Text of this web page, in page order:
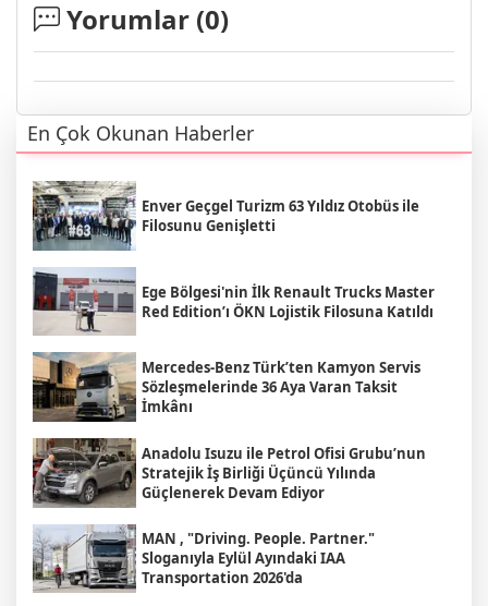
Yorumlar (0)
En Çok Okunan Haberler
Enver Geçgel Turizm 63 Yıldız Otobüs ile
Filosunu Genişletti
Ege Bölgesi'nin İlk Renault Trucks Master
Red Edition’ı ÖKN Lojistik Filosuna Katıldı
Mercedes-Benz Türk’ten Kamyon Servis
Sözleşmelerinde 36 Aya Varan Taksit
İmkânı
Anadolu Isuzu ile Petrol Ofisi Grubu’nun
Stratejik İş Birliği Üçüncü Yılında
Güçlenerek Devam Ediyor
MAN , "Driving. People. Partner."
Sloganıyla Eylül Ayındaki IAA
Transportation 2026'da